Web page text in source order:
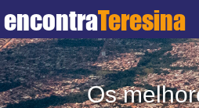
encontraTeresina
Os